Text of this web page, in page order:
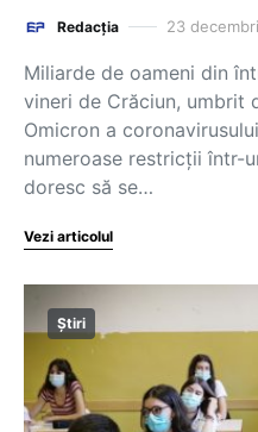
Redacția 23
Miliarde de oameni din
vineri de Crăciun, umbrit
Omicron a
numeroase restricții într-
doresc să se…
Vezi articolul
Știri